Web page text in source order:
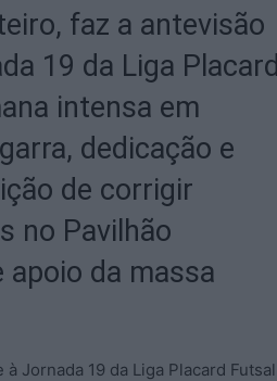
faz a antevisão
19 da Liga Placard
intensa em
dedicação e
de corrigir
no Pavilhão
da massa
Jornada 19 da Liga Placard Futsal